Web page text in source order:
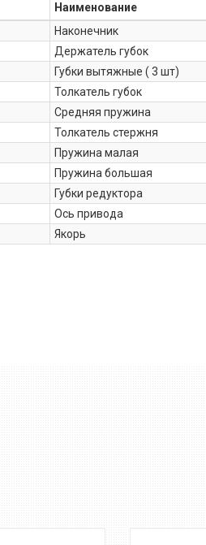
Наименование
Наконечник
Держатель губок
Губки вытяжные ( 3 шт)
Толкатель губок
Средняя пружина
Толкатель стержня
Пружина малая
Пружина большая
Губки редуктора
Ось привода
Якорь